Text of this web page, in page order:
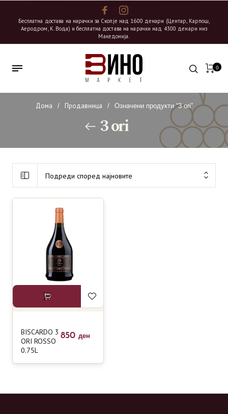
Бесплатна достава на нарачки за Скопје над 1600 денари (Центар, Карпош,
Аеродром, К. Вода) и бесплатна достава на нарачки над 4300 денари низ
Македонија.
0
Дома / Продавница / Означени продукти “3 ori”
3 ori
Подреди според најновите
BISCARDO 3
ORI ROSSO
0.75L
850 ден